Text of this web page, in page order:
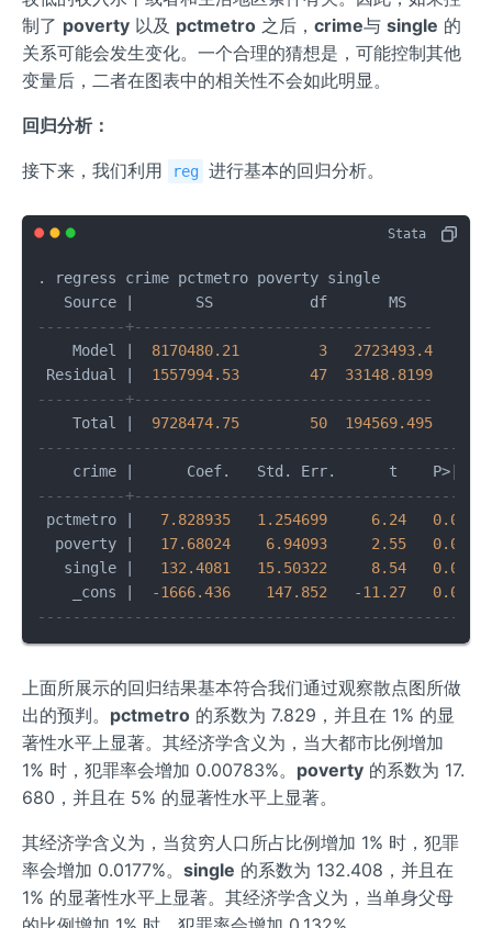
制了 poverty 以及 pctmetro 之后， crime与 single 的
关系可能会发生变化。一个合理的猜想是，可能控制其他
变量后，二者在图表中的相关性不会如此明显。
回归分析：
接下来，我们利用 reg 进行基本的回归分析。
. regress crime pctmetro poverty single
   Source
SS           df       MS
----------+----------------------------------
    Model
8170480.21 3 2723493.4
Residual
1557994.53 47 33148.8199
----------+----------------------------------   Adj R-
    Total
9728474.75 50 194569.495
    crime
      Coef.   Std. Err.      t    P
>
----------
pctmetro
7.828935 1.254699 6.24
0.000
  poverty
17.68024 6.94093 2.55
0.014
   single
132.4081 15.50322 8.54
0.000
    _cons
-1666.436 147.852 -11.27
0.000
上面所展示的回归结果基本符合我们通过观察散点图所做
出的预判。 pctmetro 的系数为 7.829，并且在 1% 的显
著性水平上显著。其经济学含义为，当大都市比例增加
1% 时，犯罪率会增加 0.00783%。 poverty 的系数为 17.
680，并且在 5% 的显著性水平上显著。
其经济学含义为，当贫穷人口所占比例增加 1% 时，犯罪
率会增加 0.0177%。 single 的系数为 132.408，并且在
1% 的显著性水平上显著。其经济学含义为，当单身父母